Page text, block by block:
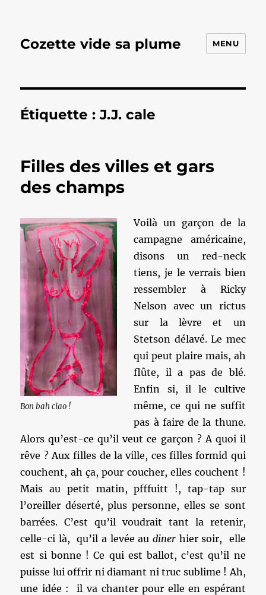
Cozette vide sa plume MENU
Étiquette :J.J. cale
Filles des villes et gars
des champs
Bon bah ciao !
Voilà un garçon de la
campagne américaine,
disons un red-neck
tiens, je le verrais bien
ressembler à Ricky
Nelson avec un rictus
sur la lèvre et un
Stetson délavé. Le mec
qui peut plaire mais, ah
flûte, il a pas de blé.
Enfin si, il le cultive
même, ce qui ne suffit
pas à faire de la thune.
Alors qu’est-ce qu’il veut ce garçon ? A quoi il
rêve ? Aux filles de la ville, ces filles formid qui
couchent, ah ça, pour coucher, elles couchent !
Mais au petit matin, pfffuitt !, tap-tap sur
l’oreiller déserté, plus personne, elles se sont
barrées. C’est qu’il voudrait tant la retenir,
celle-ci là, qu’il a levée au dinerhier soir, elle
est si bonne ! Ce qui est ballot, c’est qu’il ne
puisse lui offrir ni diamant ni truc sublime ! Ah,
une idée : il va chanter pour elle en espérant